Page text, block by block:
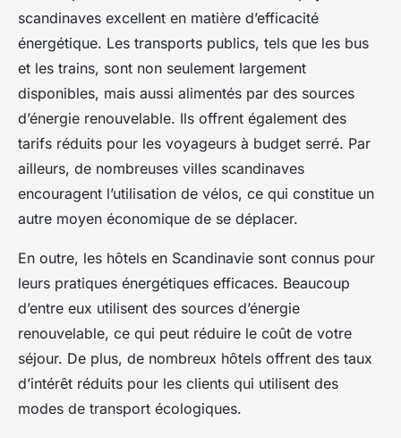
scandinaves excellent en matière d’efficacité
énergétique. Les transports publics, tels que les bus
et les trains, sont non seulement largement
disponibles, mais aussi alimentés par des sources
d’énergie renouvelable. Ils offrent également des
tarifs réduits pour les voyageurs à budget serré. Par
ailleurs, de nombreuses villes scandinaves
encouragent l’utilisation de vélos, ce qui constitue un
autre moyen économique de se déplacer.
En outre, les hôtels en Scandinavie sont connus pour
leurs pratiques énergétiques efficaces. Beaucoup
d’entre eux utilisent des sources d’énergie
renouvelable, ce qui peut réduire le coût de votre
séjour. De plus, de nombreux hôtels offrent des taux
d’intérêt réduits pour les clients qui utilisent des
modes de transport écologiques.